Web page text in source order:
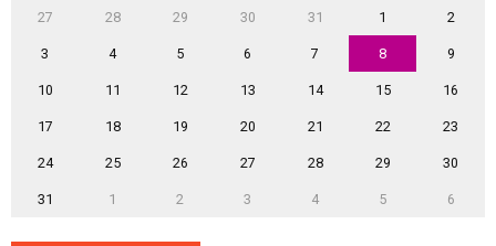
27 28 29 30 31 1 2
3 4 5 6 7 8 9
10 11 12 13 14 15 16
17 18 19 20 21 22 23
24 25 26 27 28 29 30
31 1 2 3 4 5 6